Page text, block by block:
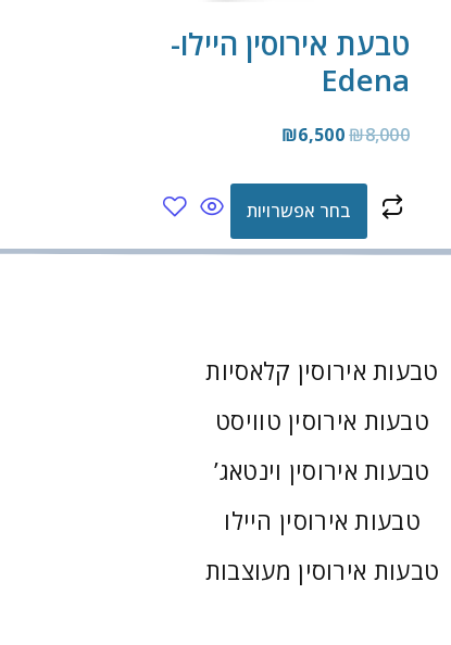
טבעת אירוסין היילו-
Edena
₪8,000
₪6,500
בחר אפשרויות
טבעות אירוסין קלאסיות
טבעות אירוסין טוויסט
טבעות אירוסין וינטאג’
טבעות אירוסין היילו
טבעות אירוסין מעוצבות